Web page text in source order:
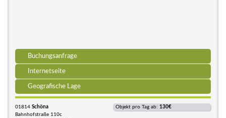
Buchungsanfrage
Internetseite
Geografische Lage
01814 Schöna
Bahnhofstraße 110c
Objekt pro Tag ab: 130€